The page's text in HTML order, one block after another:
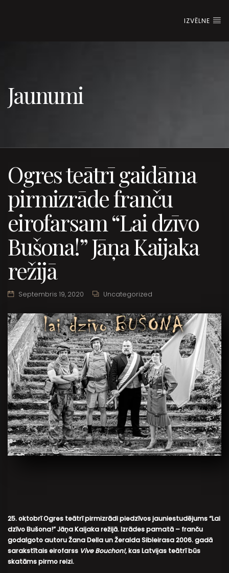
IZVĒLNE
Jaunumi
Ogres teātrī gaidāma
pirmizrāde franču
eirofarsam “Lai dzīvo
Bušona!” Jāņa Kaijaka
režijā
Septembris 19, 2020 Uncategorized
25. oktobrī Ogres teātrī pirmizrādi piedzīvos jauniestudējums “Lai
dzīvo Bušona!” Jāņa Kaijaka režijā. Izrādes pamatā – franču
godalgoto autoru Žana Della un Žeralda Sibleirasa 2006. gadā
sarakstītais eirofarss Vive Bouchon!, kas Latvijas teātrī būs
skatāms pirmo reizi.